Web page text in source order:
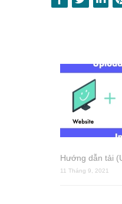
Hướng dẫn tải
11 Tháng 9, 2021